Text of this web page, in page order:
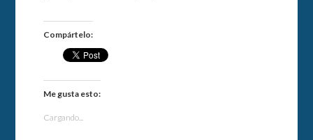
Compártelo:
Me gusta esto:
Cargando...